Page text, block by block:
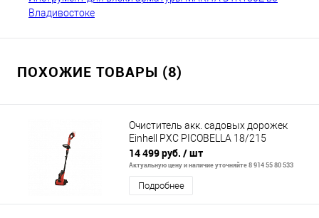
Владивостоке
ПОХОЖИЕ ТОВАРЫ (8)
Очиститель акк. садовых дорожек
Einhell PXC PICOBELLA 18/215
14 499 руб. / шт
Актуальную цену и наличие уточняйте 8 914 55 80 533
Подробнее